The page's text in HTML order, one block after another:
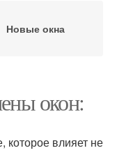
Новые окна
окон:
влияет не